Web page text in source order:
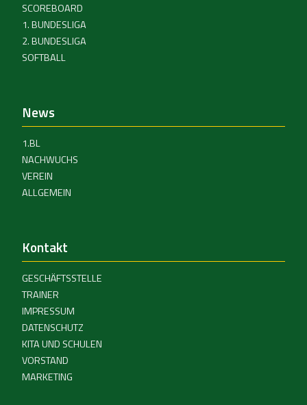
SCOREBOARD
1. BUNDESLIGA
2. BUNDESLIGA
SOFTBALL
News
1.BL
NACHWUCHS
VEREIN
ALLGEMEIN
Kontakt
GESCHÄFTSSTELLE
TRAINER
IMPRESSUM
DATENSCHUTZ
KITA UND SCHULEN
VORSTAND
MARKETING